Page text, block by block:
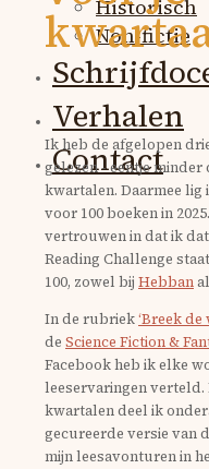
Historisch
Non-fictie
Verhalen
Contact
Ik heb de afgelopen
gelezen - eentje minder
kwartalen. Daarmee lig
voor 100 boeken in
vertrouwen in dat ik
Reading Challenge
100, zowel bij Hebban
In de rubriek‘Breek de
de Science Fiction &
Facebook heb ik elke
leeservaringen verteld.
kwartalen deel ik
gecureerde versie van
mijn leesavonturen in